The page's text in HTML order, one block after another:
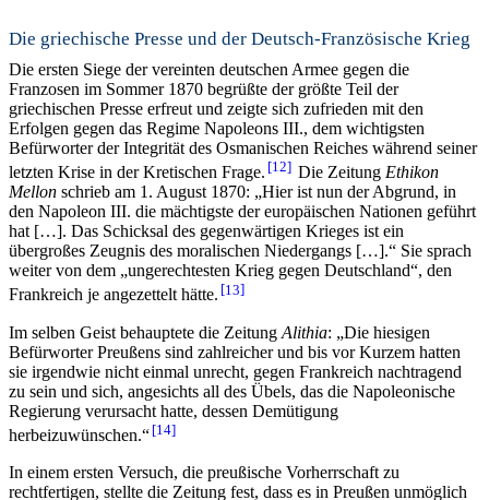
Die griechische Presse und der Deutsch-Französische Krieg
Die ersten Siege der vereinten deutschen Armee gegen die
Franzosen im Sommer 1870 begrüßte der größte Teil der
griechischen Presse erfreut und zeigte sich zufrieden mit den
Erfolgen gegen das Regime Napoleons III., dem wichtigsten
Befürworter der Integrität des Osmanischen Reiches während seiner
letzten Krise in der Kretischen Frage. 12 Die Zeitung Ethikon
Mellon schrieb am 1. August 1870: „Hier ist nun der Abgrund, in
den Napoleon III. die mächtigste der europäischen Nationen geführt
hat […]. Das Schicksal des gegenwärtigen Krieges ist ein
übergroßes Zeugnis des moralischen Niedergangs […].“ Sie sprach
weiter von dem „ungerechtesten Krieg gegen Deutschland“, den
Frankreich je angezettelt hätte. 13
Im selben Geist behauptete die Zeitung Alithia: „Die hiesigen
Befürworter Preußens sind zahlreicher und bis vor Kurzem hatten
sie irgendwie nicht einmal unrecht, gegen Frankreich nachtragend
zu sein und sich, angesichts all des Übels, das die Napoleonische
Regierung verursacht hatte, dessen Demütigung
herbeizuwünschen.“ 14
In einem ersten Versuch, die preußische Vorherrschaft zu
rechtfertigen, stellte die Zeitung fest, dass es in Preußen unmöglich